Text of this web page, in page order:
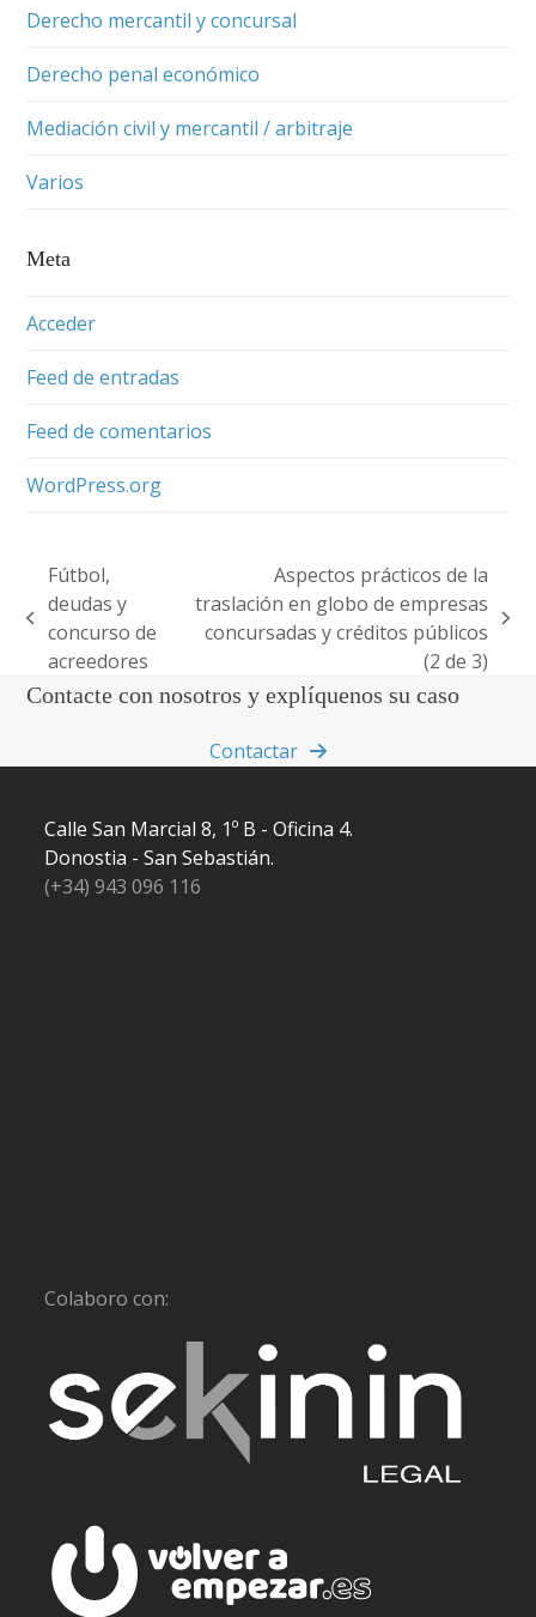
Derecho mercantil y concursal
Derecho penal económico
Mediación civil y mercantil / arbitraje
Varios
Meta
Acceder
Feed de entradas
Feed de comentarios
WordPress.org
previous
post:
Fútbol,
deudas y
concurso de
acreedores
next
Aspectos prácticos de la
traslación en globo de empresas
concursadas y créditos públicos
(2 de 3)
Contacte con nosotros y explíquenos su caso
Contactar
Calle San Marcial 8, 1º B - Oficina 4.
Donostia - San Sebastián.
(+34) 943 096 116
Colaboro con: